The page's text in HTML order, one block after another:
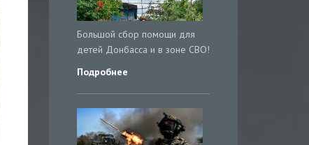
Большой сбор помощи для
детей Донбасса и в зоне СВО!
Подробнее